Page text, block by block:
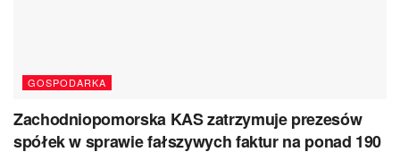
GOSPODARKA
Zachodniopomorska KAS zatrzymuje prezesów
spółek w sprawie fałszywych faktur na ponad 190